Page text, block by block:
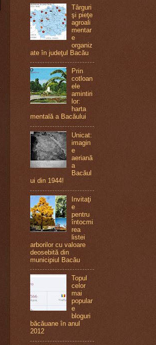
Târguri
şi pieţe
agroali
mentar
e
organiz
ate în judeţul Bacău
Prin
cotloan
ele
amintiri
lor:
harta
mentală a Bacăului
Unicat:
imagin
e
aeriană
a
Bacăul
ui din 1944!
Invitaţi
e
pentru
întocmi
rea
listei
arborilor cu valoare
deosebită din
municipiul Bacău
Topul
celor
mai
popular
e
bloguri
băcăuane în anul
2012